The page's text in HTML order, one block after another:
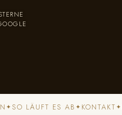
✦SO LÄUFT ES AB ✦ KONTAKT✦